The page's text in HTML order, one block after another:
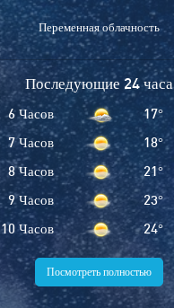
Переменная облачность
Последующие 24 часа
6 Часов 17°
7 Часов
18°
8 Часов
21°
9 Часов
23°
10 Часов
24°
Посмотреть полностью